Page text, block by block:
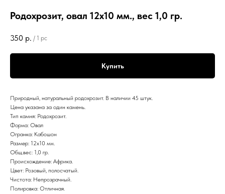
Родохрозит, овал 12х10 мм., вес 1,0 гр.
350 р. / 1 pc
Купить
Природный, натуральный родохрозит. В наличии 45 штук.
Цена указана за один камень.
Тип камня: Родохрозит.
Форма: Овал
Огранка: Кабошон
Размер: 12х10 мм.
Общ.вес: 1,0 гр.
Происхождение: Африка.
Цвет: Розовый, полосчатый.
Чистота: Непрозрачный.
Полировка: Отличная.